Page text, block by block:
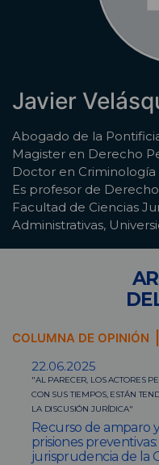
Javier
Abogado de la
Magister en Derecho
Doctor en Criminología
Es profesor de
Facultad de Ciencias
Administrativas,
COLUMNA DE OPINIÓN
22.06.2025
"AL PARECER, LOS ACTORES
CON SUS TIEMPOS, ESTÁN
LA DISCUSIÓN JURÍDICA"
Recurso de amparo
prisiones
jurisprudencia de la